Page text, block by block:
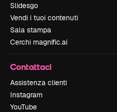
Slidesgo
Vendi i tuoi contenuti
Sala stampa
Cerchi magnific.ai
Contattaci
Assistenza clienti
Instagram
YouTube